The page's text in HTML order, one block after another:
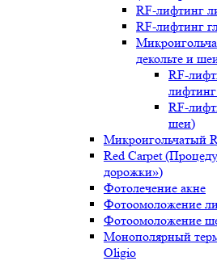
RF-лифтинг
RF-лифтинг
декольте и
RF-
лифтинг
RF-
шеи)
Микроигольчатый
Red Carpet
дорожки»)
Фотолечение акне
Фотоомоложение
Фотоомоложение
Монополярный
Oligio